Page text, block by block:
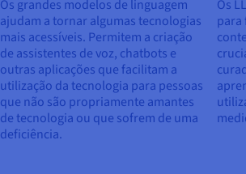
Os grandes modelos de linguagem
ajudam a tornar algumas tecnologias
mais acessíveis. Permitem a criação
de assistentes de voz, chatbots e
outras aplicações que facilitam a
utilização da tecnologia para pessoas
que não são propriamente amantes
de tecnologia ou que sofrem de uma
deficiência.
Os
para